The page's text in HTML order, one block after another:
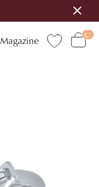
Magazine